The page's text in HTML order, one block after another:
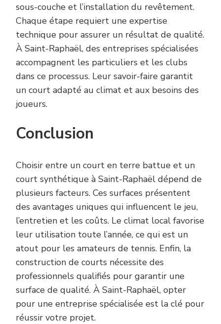
sous-couche et l’installation du revêtement.
Chaque étape requiert une expertise
technique pour assurer un résultat de qualité.
À Saint-Raphaël, des entreprises spécialisées
accompagnent les particuliers et les clubs
dans ce processus. Leur savoir-faire garantit
un court adapté au climat et aux besoins des
joueurs.
Conclusion
Choisir entre un court en terre battue et un
court synthétique à Saint-Raphaël dépend de
plusieurs facteurs. Ces surfaces présentent
des avantages uniques qui influencent le jeu,
l’entretien et les coûts. Le climat local favorise
leur utilisation toute l’année, ce qui est un
atout pour les amateurs de tennis. Enfin, la
construction de courts nécessite des
professionnels qualifiés pour garantir une
surface de qualité. À Saint-Raphaël, opter
pour une entreprise spécialisée est la clé pour
réussir votre projet.